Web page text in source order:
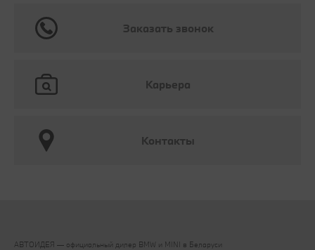
Заказать звонок
Карьера
Контакты
АВТОИДЕЯ — официальный дилер BMW и MINI в Беларуси‎